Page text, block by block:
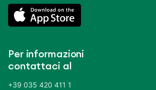
Per informazioni
contattaci al
+39 035 420 411 1